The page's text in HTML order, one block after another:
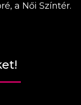
a Női Színtér.